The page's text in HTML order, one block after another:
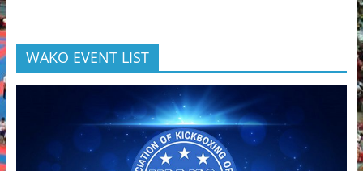
WAKO EVENT LIST